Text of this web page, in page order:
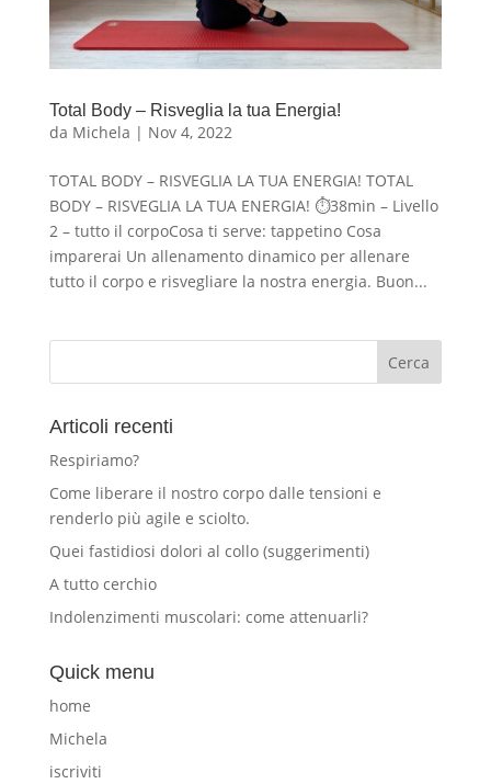
Total Body – Risveglia la tua Energia!
da Michela | Nov 4, 2022
TOTAL BODY – RISVEGLIA LA TUA ENERGIA! TOTAL
BODY – RISVEGLIA LA TUA ENERGIA! ⏱38min – Livello
2 – tutto il corpoCosa ti serve: tappetino Cosa
imparerai Un allenamento dinamico per allenare
tutto il corpo e risvegliare la nostra energia. Buon...
Articoli recenti
Respiriamo?
Come liberare il nostro corpo dalle tensioni e
renderlo più agile e sciolto.
Quei fastidiosi dolori al collo (suggerimenti)
A tutto cerchio
Indolenzimenti muscolari: come attenuarli?
Quick menu
home
Michela
iscriviti